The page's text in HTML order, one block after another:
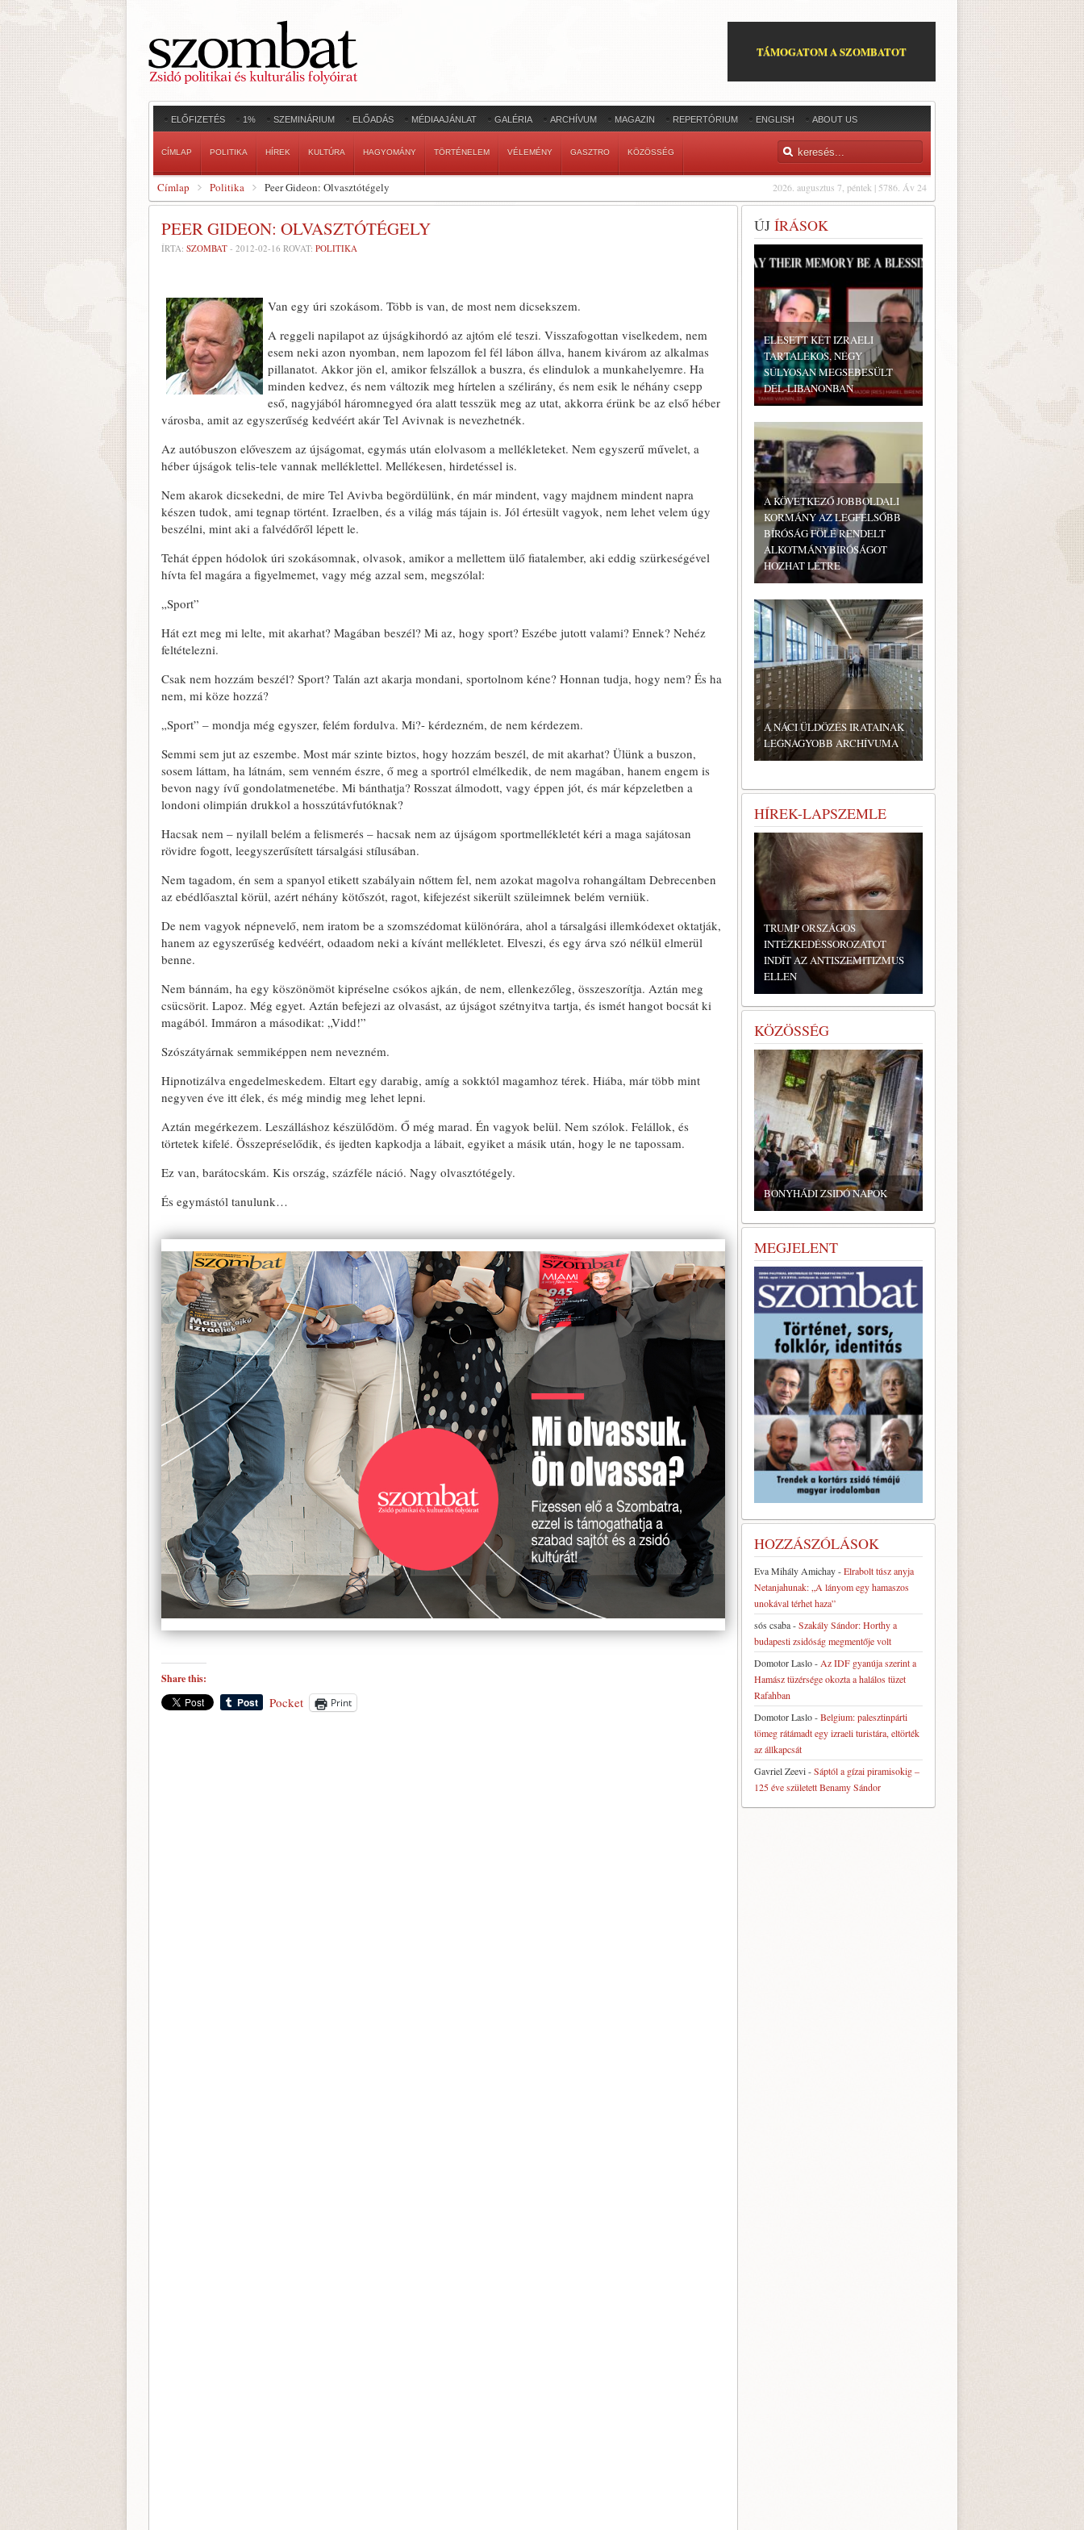
TÁMOGATOM A SZOMBATOT
ELŐFIZETÉS 1% SZEMINÁRIUM ELŐADÁS MÉDIAAJÁNLAT GALÉRIA ARCHÍVUM MAGAZIN REPERTÓRIUM ENGLISH ABOUT US
CÍMLAP POLITIKA HÍREK KULTÚRA HAGYOMÁNY TÖRTÉNELEM VÉLEMÉNY GASZTRO KÖZÖSSÉG
2026. augusztus 7, péntek | 5786. Áv 24
Címlap Politika Peer Gideon: Olvasztótégely
PEER GIDEON: OLVASZTÓTÉGELY
ÍRTA: SZOMBAT - 2012-02-16 ROVAT: POLITIKA
Van egy úri szokásom. Több is van, de most nem dicsekszem.
A reggeli napilapot az újságkihordó az ajtóm elé teszi. Visszafogottan viselkedem, nem
esem neki azon nyomban, nem lapozom fel fél lábon állva, hanem kivárom az alkalmas
pillanatot. Akkor jön el, amikor felszállok a buszra, és elindulok a munkahelyemre. Ha
minden kedvez, és nem változik meg hírtelen a szélirány, és nem esik le néhány csepp
eső, nagyjából háromnegyed óra alatt tesszük meg az utat, akkorra érünk be az első héber
városba, amit az egyszerűség kedvéért akár Tel Avivnak is nevezhetnék.
Az autóbuszon előveszem az újságomat, egymás után elolvasom a mellékleteket. Nem egyszerű művelet, a
héber újságok telis-tele vannak melléklettel. Mellékesen, hirdetéssel is.
Nem akarok dicsekedni, de mire Tel Avivba begördülünk, én már mindent, vagy majdnem mindent napra
készen tudok, ami tegnap történt. Izraelben, és a világ más tájain is. Jól értesült vagyok, nem lehet velem úgy
beszélni, mint aki a falvédőről lépett le.
Tehát éppen hódolok úri szokásomnak, olvasok, amikor a mellettem ülő fiatalember, aki eddig szürkeségével
hívta fel magára a figyelmemet, vagy még azzal sem, megszólal:
„Sport”
Hát ezt meg mi lelte, mit akarhat? Magában beszél? Mi az, hogy sport? Eszébe jutott valami? Ennek? Nehéz
feltételezni.
Csak nem hozzám beszél? Sport? Talán azt akarja mondani, sportolnom kéne? Honnan tudja, hogy nem? És ha
nem, mi köze hozzá?
„Sport” – mondja még egyszer, felém fordulva. Mi?- kérdezném, de nem kérdezem.
Semmi sem jut az eszembe. Most már szinte biztos, hogy hozzám beszél, de mit akarhat? Ülünk a buszon,
sosem láttam, ha látnám, sem venném észre, ő meg a sportról elmélkedik, de nem magában, hanem engem is
bevon nagy ívű gondolatmenetébe. Mi bánthatja? Rosszat álmodott, vagy éppen jót, és már képzeletben a
londoni olimpián drukkol a hosszútávfutóknak?
Hacsak nem – nyilall belém a felismerés – hacsak nem az újságom sportmellékletét kéri a maga sajátosan
rövidre fogott, leegyszerűsített társalgási stílusában.
Nem tagadom, én sem a spanyol etikett szabályain nőttem fel, nem azokat magolva rohangáltam Debrecenben
az ebédlőasztal körül, azért néhány kötőszót, ragot, kifejezést sikerült szüleimnek belém verniük.
De nem vagyok népnevelő, nem iratom be a szomszédomat különórára, ahol a társalgási illemkódexet oktatják,
hanem az egyszerűség kedvéért, odaadom neki a kívánt mellékletet. Elveszi, és egy árva szó nélkül elmerül
benne.
Nem bánnám, ha egy köszönömöt kipréselne csókos ajkán, de nem, ellenkezőleg, összeszorítja. Aztán meg
csücsörit. Lapoz. Még egyet. Aztán befejezi az olvasást, az újságot szétnyitva tartja, és ismét hangot bocsát ki
magából. Immáron a másodikat: „Vidd!”
Szószátyárnak semmiképpen nem nevezném.
Hipnotizálva engedelmeskedem. Eltart egy darabig, amíg a sokktól magamhoz térek. Hiába, már több mint
negyven éve itt élek, és még mindig meg lehet lepni.
Aztán megérkezem. Leszálláshoz készülődöm. Ő még marad. Én vagyok belül. Nem szólok. Felállok, és
törtetek kifelé. Összepréselődik, és ijedten kapkodja a lábait, egyiket a másik után, hogy le ne tapossam.
Ez van, barátocskám. Kis ország, százféle náció. Nagy olvasztótégely.
És egymástól tanulunk…
Share this:
Pocket Print
ÚJ ÍRÁSOK
ELESETT KÉT IZRAELI
TARTALÉKOS, NÉGY
SÚLYOSAN MEGSEBESÜLT
DÉL-LIBANONBAN
A KÖVETKEZŐ JOBBOLDALI
KORMÁNY AZ LEGFELSŐBB
BÍRÓSÁG FÖLÉ RENDELT
ALKOTMÁNYBÍRÓSÁGOT
HOZHAT LÉTRE
A NÁCI ÜLDÖZÉS IRATAINAK
LEGNAGYOBB ARCHÍVUMA
HÍREK-LAPSZEMLE
TRUMP ORSZÁGOS
INTÉZKEDÉSSOROZATOT
INDÍT AZ ANTISZEMITIZMUS
ELLEN
KÖZÖSSÉG
BONYHÁDI ZSIDÓ NAPOK
MEGJELENT
HOZZÁSZÓLÁSOK
Eva Mihály Amichay-Elrabolt túsz anyja
Netanjahunak: „A lányom egy hamaszos
unokával térhet haza”
sós csaba-Szakály Sándor: Horthy a
budapesti zsidóság megmentője volt
Domotor Laslo- Az IDF gyanúja szerint a
Hamász tüzérsége okozta a halálos tüzet
Rafahban
Domotor Laslo-Belgium: palesztinpárti
tömeg rátámadt egy izraeli turistára, eltörték
az állkapcsát
Gavriel Zeevi-Sáptól a gízai piramisokig –
125 éve született Benamy Sándor